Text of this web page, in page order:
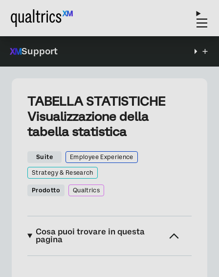
Support
TABELLA STATISTICHE
Visualizzazione della
tabella statistica
Suite Employee Experience
Strategy & Research
Prodotto Qualtrics
Cosa puoi trovare in questa
pagina